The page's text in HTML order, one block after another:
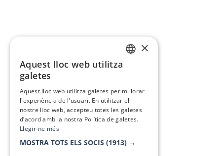
×
Aquest lloc web utilitza
galetes
Aquest lloc web utilitza galetes per millorar
l'experiència de l'usuari. En utilitzar el
nostre lloc web, accepteu totes les galetes
d’acord amb la nostra Política de galetes.
Llegir-ne més
MOSTRA TOTS ELS SOCIS (1913) →